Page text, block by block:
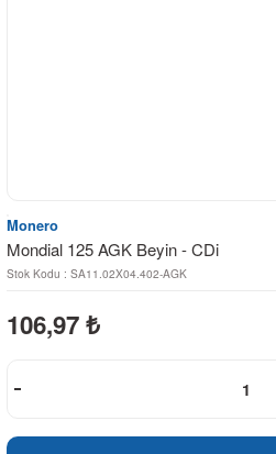
Monero
Mondial 125 AGK Beyin - CDi
Stok Kodu : SA11.02X04.402-AGK
106,97 ₺